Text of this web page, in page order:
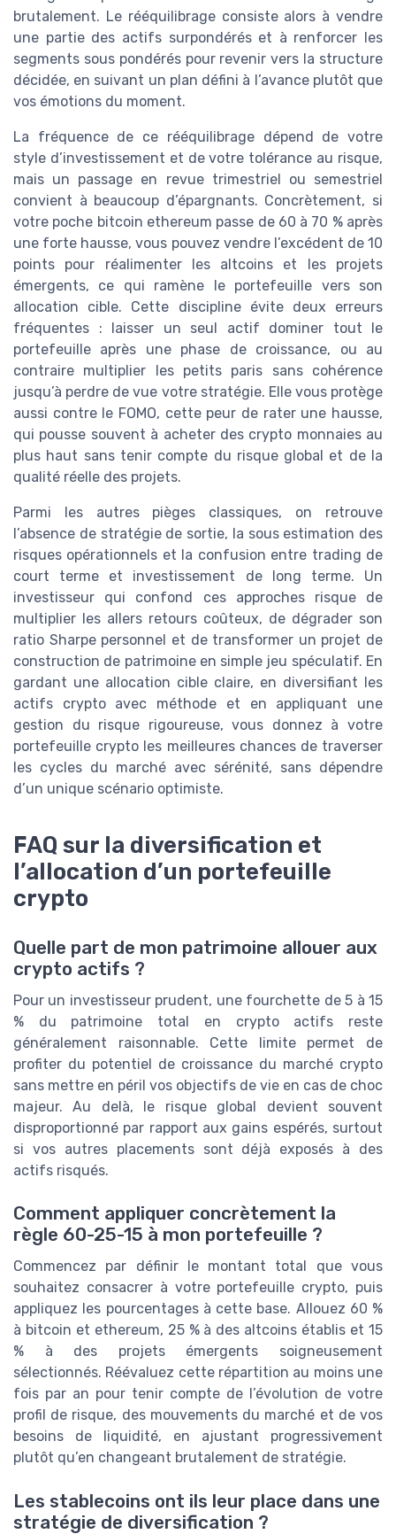
brutalement. Le rééquilibrage consiste alors à vendre
une partie des actifs surpondérés et à renforcer les
segments sous pondérés pour revenir vers la structure
décidée, en suivant un plan défini à l’avance plutôt que
vos émotions du moment.
La fréquence de ce rééquilibrage dépend de votre
style d’investissement et de votre tolérance au risque,
mais un passage en revue trimestriel ou semestriel
convient à beaucoup d’épargnants. Concrètement, si
votre poche bitcoin ethereum passe de 60 à 70 % après
une forte hausse, vous pouvez vendre l’excédent de 10
points pour réalimenter les altcoins et les projets
émergents, ce qui ramène le portefeuille vers son
allocation cible. Cette discipline évite deux erreurs
fréquentes : laisser un seul actif dominer tout le
portefeuille après une phase de croissance, ou au
contraire multiplier les petits paris sans cohérence
jusqu’à perdre de vue votre stratégie. Elle vous protège
aussi contre le FOMO, cette peur de rater une hausse,
qui pousse souvent à acheter des crypto monnaies au
plus haut sans tenir compte du risque global et de la
qualité réelle des projets.
Parmi les autres pièges classiques, on retrouve
l’absence de stratégie de sortie, la sous estimation des
risques opérationnels et la confusion entre trading de
court terme et investissement de long terme. Un
investisseur qui confond ces approches risque de
multiplier les allers retours coûteux, de dégrader son
ratio Sharpe personnel et de transformer un projet de
construction de patrimoine en simple jeu spéculatif. En
gardant une allocation cible claire, en diversifiant les
actifs crypto avec méthode et en appliquant une
gestion du risque rigoureuse, vous donnez à votre
portefeuille crypto les meilleures chances de traverser
les cycles du marché avec sérénité, sans dépendre
d’un unique scénario optimiste.
FAQ sur la diversification et
l’allocation d’un portefeuille
crypto
Quelle part de mon patrimoine allouer aux
crypto actifs ?
Pour un investisseur prudent, une fourchette de 5 à 15
% du patrimoine total en crypto actifs reste
généralement raisonnable. Cette limite permet de
profiter du potentiel de croissance du marché crypto
sans mettre en péril vos objectifs de vie en cas de choc
majeur. Au delà, le risque global devient souvent
disproportionné par rapport aux gains espérés, surtout
si vos autres placements sont déjà exposés à des
actifs risqués.
Comment appliquer concrètement la
règle 60-25-15 à mon portefeuille ?
Commencez par définir le montant total que vous
souhaitez consacrer à votre portefeuille crypto, puis
appliquez les pourcentages à cette base. Allouez 60 %
à bitcoin et ethereum, 25 % à des altcoins établis et 15
% à des projets émergents soigneusement
sélectionnés. Réévaluez cette répartition au moins une
fois par an pour tenir compte de l’évolution de votre
profil de risque, des mouvements du marché et de vos
besoins de liquidité, en ajustant progressivement
plutôt qu’en changeant brutalement de stratégie.
Les stablecoins ont ils leur place dans une
stratégie de diversification ?